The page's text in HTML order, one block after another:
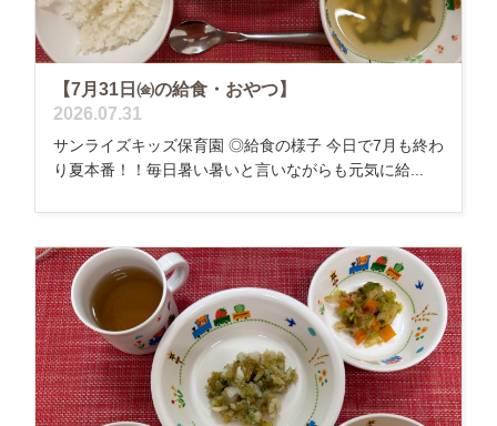
【7月31日㈮の給食・おやつ】
2026.07.31
サンライズキッズ保育園 ◎給食の様子 今日で7月も終わ
り夏本番！！毎日暑い暑いと言いながらも元気に給...